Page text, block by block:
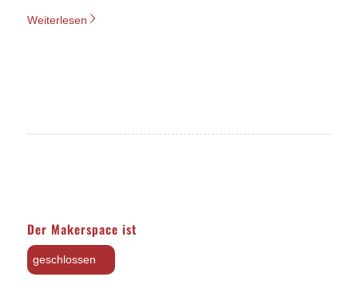
Weiterlesen
Der Makerspace ist
geschlossen